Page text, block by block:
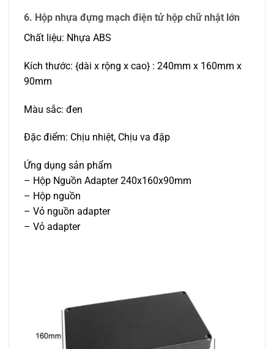
6. Hộp nhựa đựng mạch điện tử hộp chữ nhật lớn
Chất liệu: Nhựa ABS
Kích thước: {dài x rộng x cao} : 240mm x 160mm x
90mm
Màu sắc: đen
Đặc điểm: Chịu nhiệt, Chịu va đập
Ứng dụng sản phẩm
– Hộp Nguồn Adapter 240x160x90mm
– Hộp nguồn
– Vỏ nguồn adapter
– Vỏ adapter